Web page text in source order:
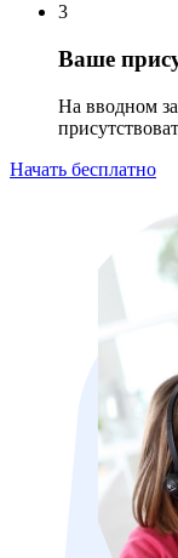
3
Ваше
На вводном
Начать бесплатно